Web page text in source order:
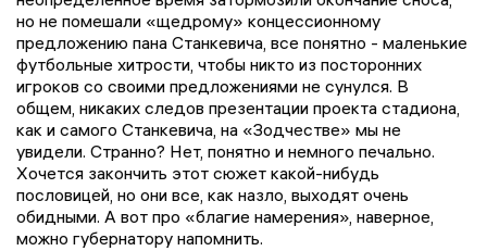
но не помешали «щедрому» концессионному
предложению пана Станкевича, все понятно - маленькие
футбольные хитрости, чтобы никто из посторонних
игроков со своими предложениями не сунулся. В
общем, никаких следов презентации проекта стадиона,
как и самого Станкевича, на «Зодчестве» мы не
увидели. Странно? Нет, понятно и немного печально.
Хочется закончить этот сюжет какой-нибудь
пословицей, но они все, как назло, выходят очень
обидными. А вот про «благие намерения», наверное,
можно губернатору напомнить.